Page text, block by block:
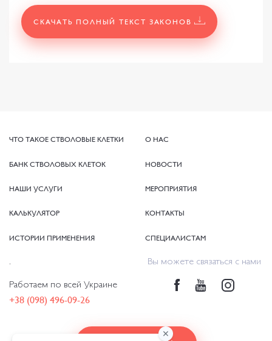
CКАЧАТЬ ПОЛНЫЙ ТЕКСТ ЗАКОНОВ
ЧТО ТАКОЕ СТВОЛОВЫЕ КЛЕТКИ
ЧТО ТАКОЕ СТВОЛОВЫЕ КЛЕТКИ
БАНК СТВОЛОВЫХ КЛЕТОК
БАНК СТВОЛОВЫХ КЛЕТОК
НАШИ УСЛУГИ
НАШИ УСЛУГИ
КАЛЬКУЛЯТОР
КАЛЬКУЛЯТОР
ИСТОРИИ ПРИМЕНЕНИЯ
ИСТОРИИ ПРИМЕНЕНИЯ
О НАС
О НАС
НОВОСТИ
НОВОСТИ
МЕРОПРИЯТИЯ
МЕРОПРИЯТИЯ
КОНТАКТЫ
КОНТАКТЫ
СПЕЦИАЛИСТАМ
СПЕЦИАЛИСТАМ
.
Работаем по всей Украине
+38 (098) 496-09-26
+38 (098) 496-09-26
Вы можете связаться с нами